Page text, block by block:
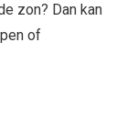
zon? Dan kan
of